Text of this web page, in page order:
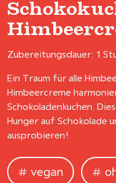
Zubereitungsdauer: 1
Ein Traum für alle
Himbeercreme
Schokoladenkuchen.
Hunger auf Schokolade
ausprobieren!
vegan